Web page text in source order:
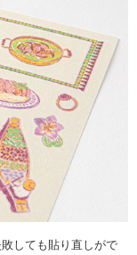
しても貼り直しがで